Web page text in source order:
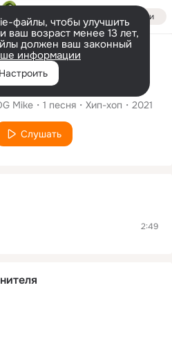
Войти
файлы, чтобы улучшить
ваш возраст менее 13 лет,
должен ваш законный
информации
Настроить
кроссы
Mike 1 песня Хип-хоп 2021
Слушать
2:49